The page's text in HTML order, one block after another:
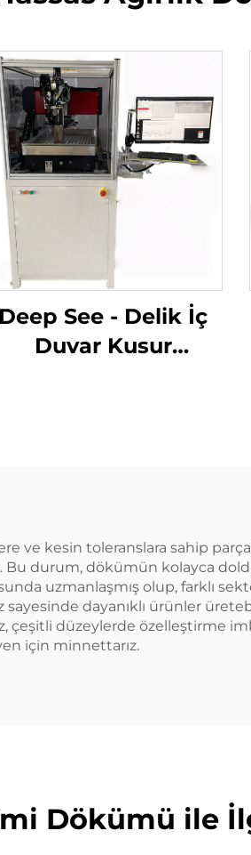
Deep See - Delik İç
Duvar Kusur
ve kesin toleranslara sahip
durum, dökümün kolayca
uzmanlaşmış olup, farklı
dayanıklı ürünler
düzeylerde özelleştirme
için minnettarız.
Dökümü ile